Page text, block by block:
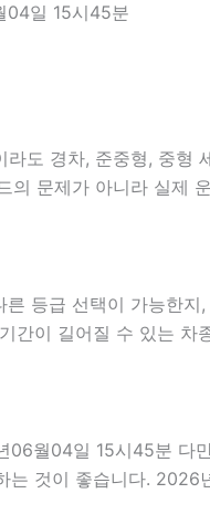
04일 15시45분
도 경차, 준중형, 중형
문제가 아니라 실제
등급 선택이 가능한
간이 길어질 수 있는 차
월04일 15시45분 다
는 것이 좋습니다.